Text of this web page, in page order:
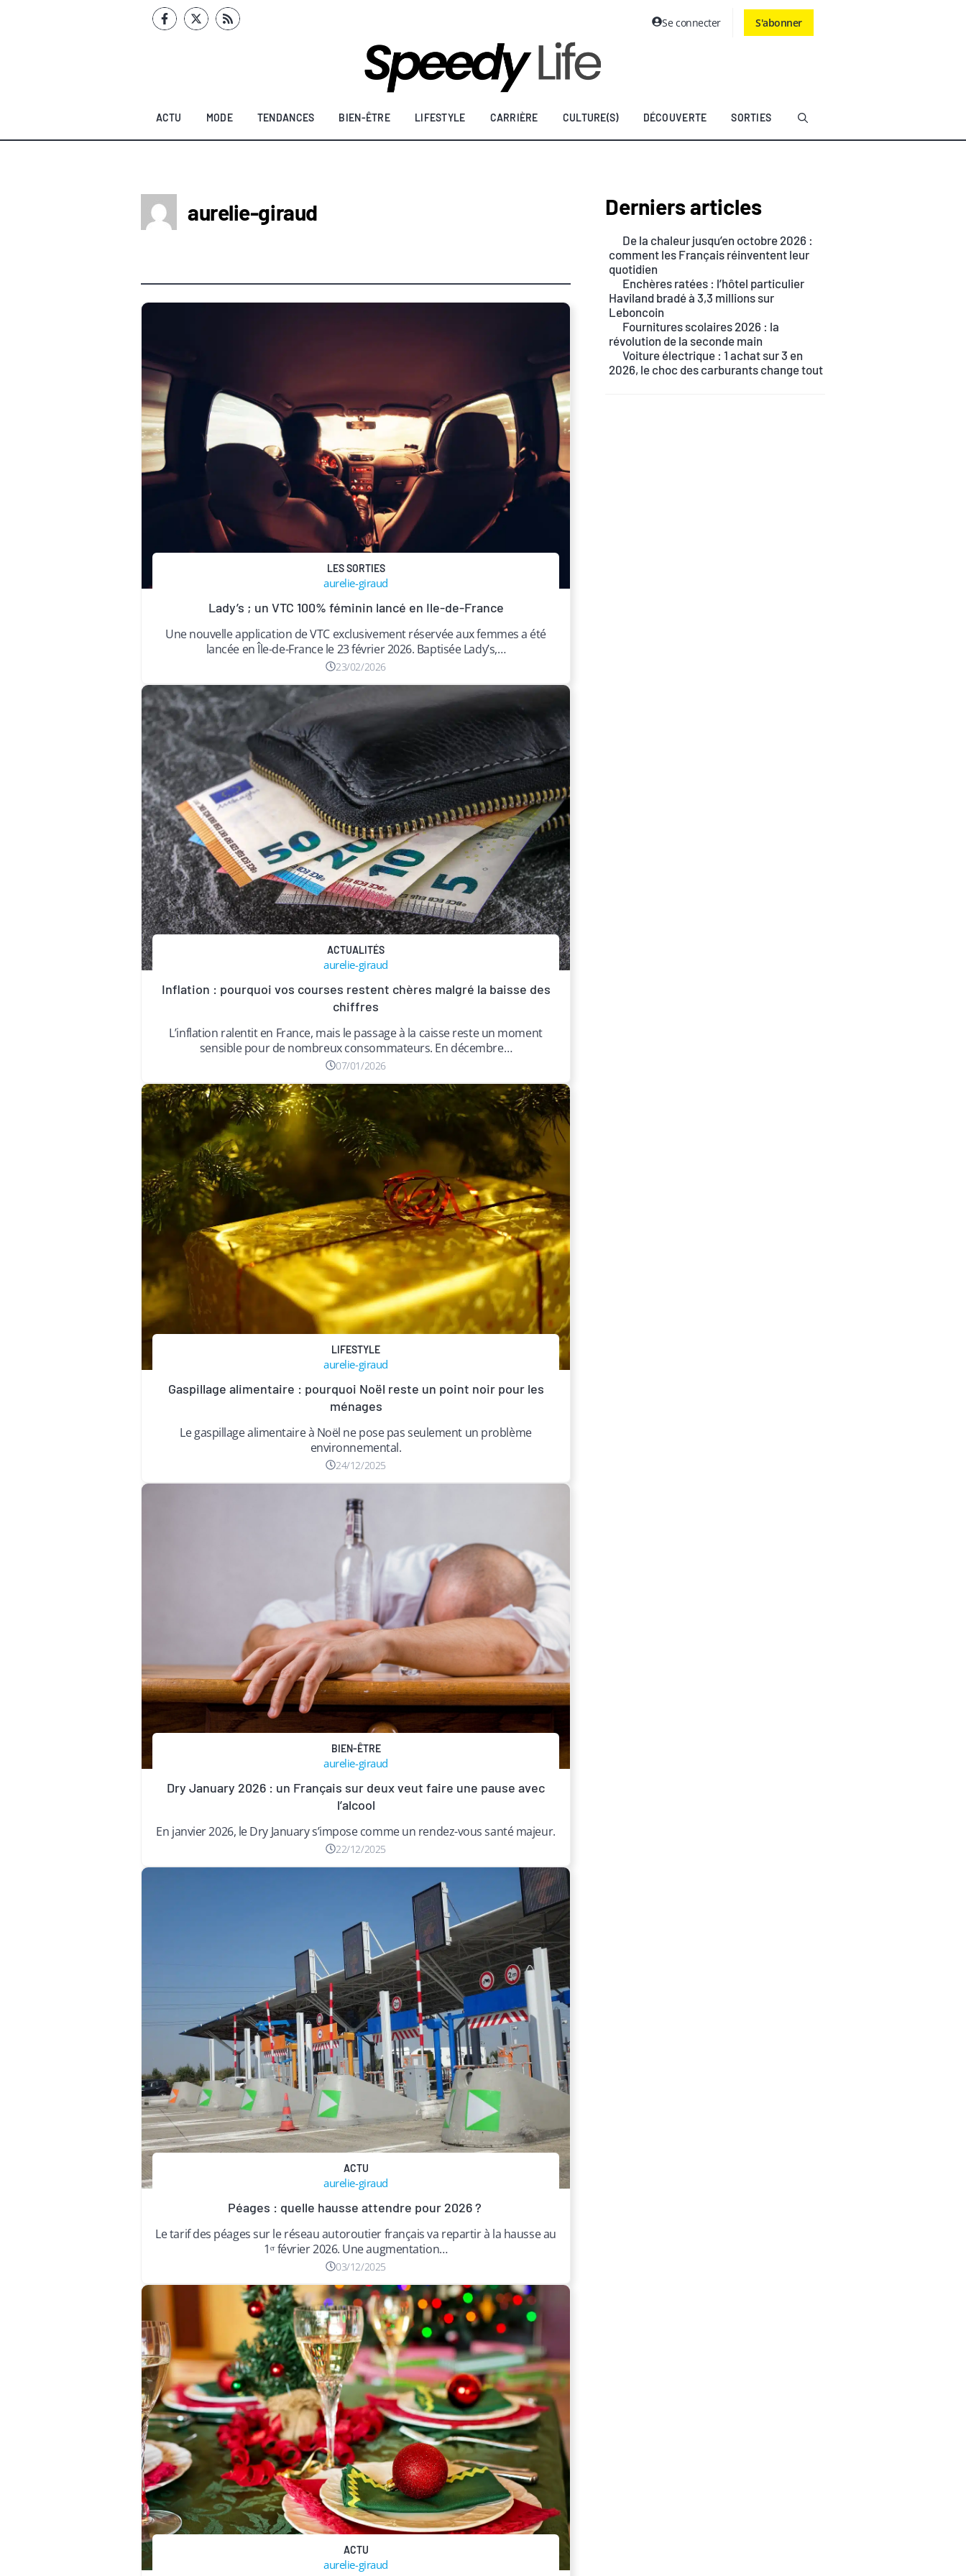
Se connecter S'abonner
ACTU MODE TENDANCES BIEN-ÊTRE LIFESTYLE CARRIÈRE CULTURE(S) DÉCOUVERTE SORTIES
aurelie-giraud
LES SORTIES
aurelie-giraud
Lady’s ; un VTC 100% féminin lancé en Ile-de-France
Une nouvelle application de VTC exclusivement réservée aux femmes a été
lancée en Île-de-France le 23 février 2026. Baptisée Lady’s,…
23/02/2026
ACTUALITÉS
aurelie-giraud
Inflation : pourquoi vos courses restent chères malgré la baisse des
chiffres
L’inflation ralentit en France, mais le passage à la caisse reste un moment
sensible pour de nombreux consommateurs. En décembre…
07/01/2026
LIFESTYLE
aurelie-giraud
Gaspillage alimentaire : pourquoi Noël reste un point noir pour les
ménages
Le gaspillage alimentaire à Noël ne pose pas seulement un problème
environnemental.
24/12/2025
BIEN-ÊTRE
aurelie-giraud
Dry January 2026 : un Français sur deux veut faire une pause avec
l’alcool
En janvier 2026, le Dry January s’impose comme un rendez-vous santé majeur.
22/12/2025
ACTU
aurelie-giraud
Péages : quelle hausse attendre pour 2026 ?
Le tarif des péages sur le réseau autoroutier français va repartir à la hausse au
1ᵉʳ février 2026. Une augmentation…
03/12/2025
ACTU
aurelie-giraud
Derniers articles
De la chaleur jusqu’en octobre 2026 :
comment les Français réinventent leur
quotidien
Enchères ratées : l’hôtel particulier
Haviland bradé à 3,3 millions sur
Leboncoin
Fournitures scolaires 2026 : la
révolution de la seconde main
Voiture électrique : 1 achat sur 3 en
2026, le choc des carburants change tout